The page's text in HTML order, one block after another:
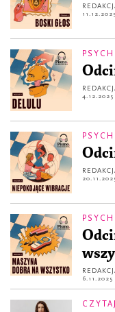
11.12.2025
4.12.2025
6.11.2025
CZYTAJ